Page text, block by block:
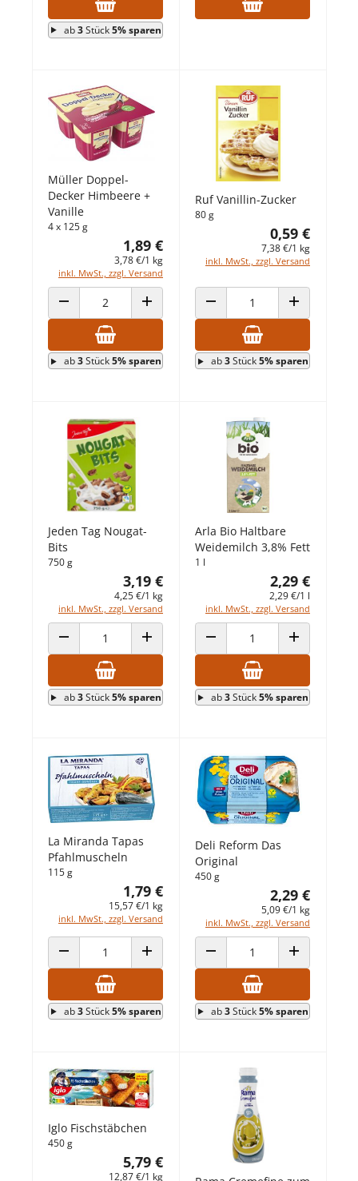
ab3Stück5% sparen
Müller Doppel-
Decker Himbeere +
Vanille
4 x 125 g
1,89 €
3,78 €/1 kg
inkl. MwSt., zzgl. Versand
ANZAHL VERRINGERNANZAHL ERHÖHEN
ab3Stück5% sparen
Ruf Vanillin-Zucker
80 g
0,59 €
7,38 €/1 kg
inkl. MwSt., zzgl. Versand
ANZAHL VERRINGERNANZAHL
ab3Stück5% sparen
Jeden Tag Nougat-
Bits
750 g
3,19 €
4,25 €/1 kg
inkl. MwSt., zzgl. Versand
ANZAHL VERRINGERNANZAHL ERHÖHEN
ab3Stück5% sparen
Arla Bio Haltbare
Weidemilch 3,8% Fett
1 l
2,29 €
2,29 €/1 l
inkl. MwSt., zzgl. Versand
ANZAHL VERRINGERNANZAHL
ab3Stück5% sparen
La Miranda Tapas
Pfahlmuscheln
115 g
1,79 €
15,57 €/1 kg
inkl. MwSt., zzgl. Versand
ANZAHL VERRINGERNANZAHL ERHÖHEN
ab3Stück5% sparen
Deli Reform Das
Original
450 g
2,29 €
5,09 €/1 kg
inkl. MwSt., zzgl. Versand
ANZAHL VERRINGERNANZAHL
ab3Stück5% sparen
Iglo Fischstäbchen
450 g
5,79 €
12,87 €/1 kg